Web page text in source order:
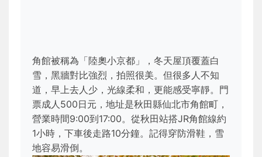
角館被稱為「陸奧小京都」，冬天屋頂覆蓋白
雪，黑牆對比強烈，拍照很美。但很多人不知
道，早上去人少，光線柔和，更能感受寧靜。門
票成人500日元，地址是秋田縣仙北市角館町，
營業時間9:00到17:00。從秋田站搭JR角館線約
1小時，下車後走路10分鐘。記得穿防滑鞋，雪
地容易滑倒。